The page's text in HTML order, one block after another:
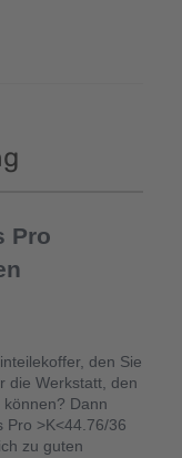
Pro
den Sie
die Werkstatt, den
Dann
Pro >K<44.76/36
zu guten